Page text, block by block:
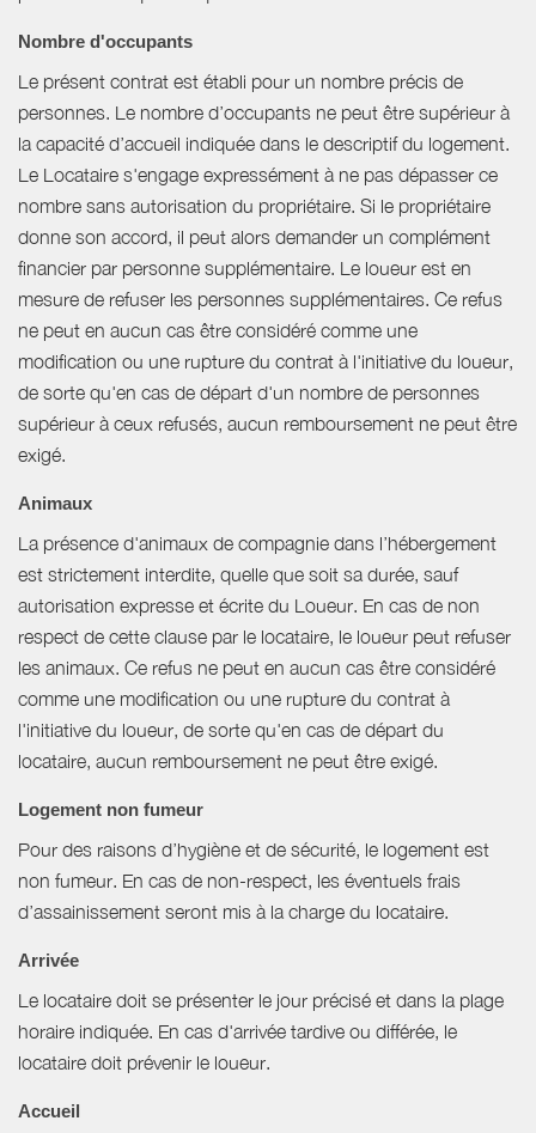
Nombre d'occupants
Le présent contrat est établi pour un nombre précis de
personnes. Le nombre d’occupants ne peut être supérieur à
la capacité d’accueil indiquée dans le descriptif du logement.
Le Locataire s'engage expressément à ne pas dépasser ce
nombre sans autorisation du propriétaire. Si le propriétaire
donne son accord, il peut alors demander un complément
financier par personne supplémentaire. Le loueur est en
mesure de refuser les personnes supplémentaires. Ce refus
ne peut en aucun cas être considéré comme une
modification ou une rupture du contrat à l'initiative du loueur,
de sorte qu'en cas de départ d'un nombre de personnes
supérieur à ceux refusés, aucun remboursement ne peut être
exigé.
Animaux
La présence d'animaux de compagnie dans l’hébergement
est strictement interdite, quelle que soit sa durée, sauf
autorisation expresse et écrite du Loueur. En cas de non
respect de cette clause par le locataire, le loueur peut refuser
les animaux. Ce refus ne peut en aucun cas être considéré
comme une modification ou une rupture du contrat à
l'initiative du loueur, de sorte qu'en cas de départ du
locataire, aucun remboursement ne peut être exigé.
Logement non fumeur
Pour des raisons d’hygiène et de sécurité, le logement est
non fumeur. En cas de non-respect, les éventuels frais
d’assainissement seront mis à la charge du locataire.
Arrivée
Le locataire doit se présenter le jour précisé et dans la plage
horaire indiquée. En cas d'arrivée tardive ou différée, le
locataire doit prévenir le loueur.
Accueil